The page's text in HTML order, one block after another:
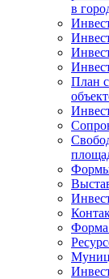
в
План
Форма